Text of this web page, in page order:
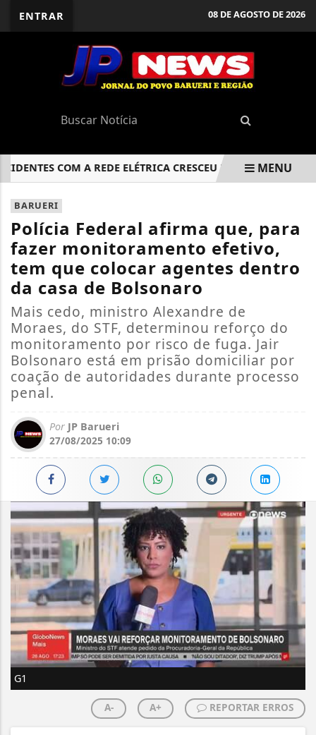
ENTRAR 08 DE AGOSTO DE 2026
COM A REDE ELÉTRICA CRESCEU NO BRASIL EM 2025
EM ALTA
MENU
BARUERI
Polícia Federal afirma que, para
fazer monitoramento efetivo,
tem que colocar agentes dentro
da casa de Bolsonaro
Mais cedo, ministro Alexandre de
Moraes, do STF, determinou reforço do
monitoramento por risco de fuga. Jair
Bolsonaro está em prisão domiciliar por
coação de autoridades durante processo
penal.
Por JP Barueri
27/08/2025 10:09
G1
A- A+ REPORTAR ERROS